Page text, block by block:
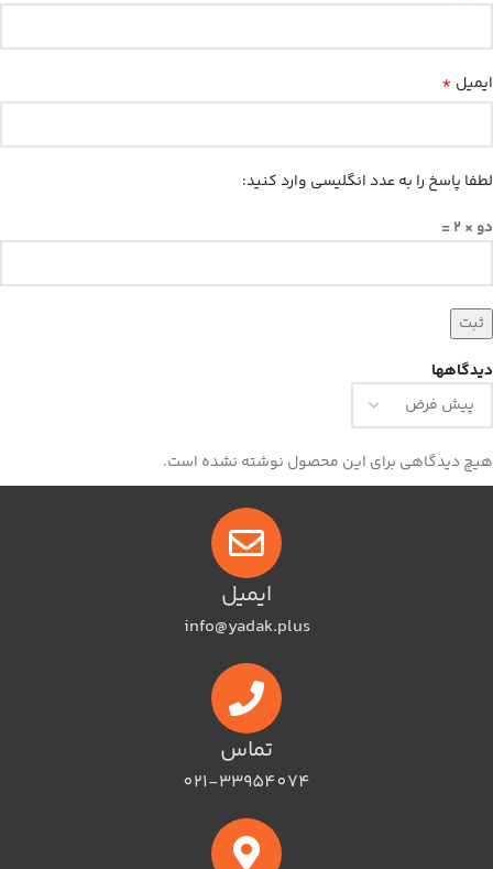
دیدگاهها
هیچ دیدگاهی برای این محصول نوشته نشده است.
ایمیل *
لطفا پاسخ را به عدد انگلیسی وارد کنید:
دو × 2 =
ایمیل
info@yadak.plus
تماس
021-33954074